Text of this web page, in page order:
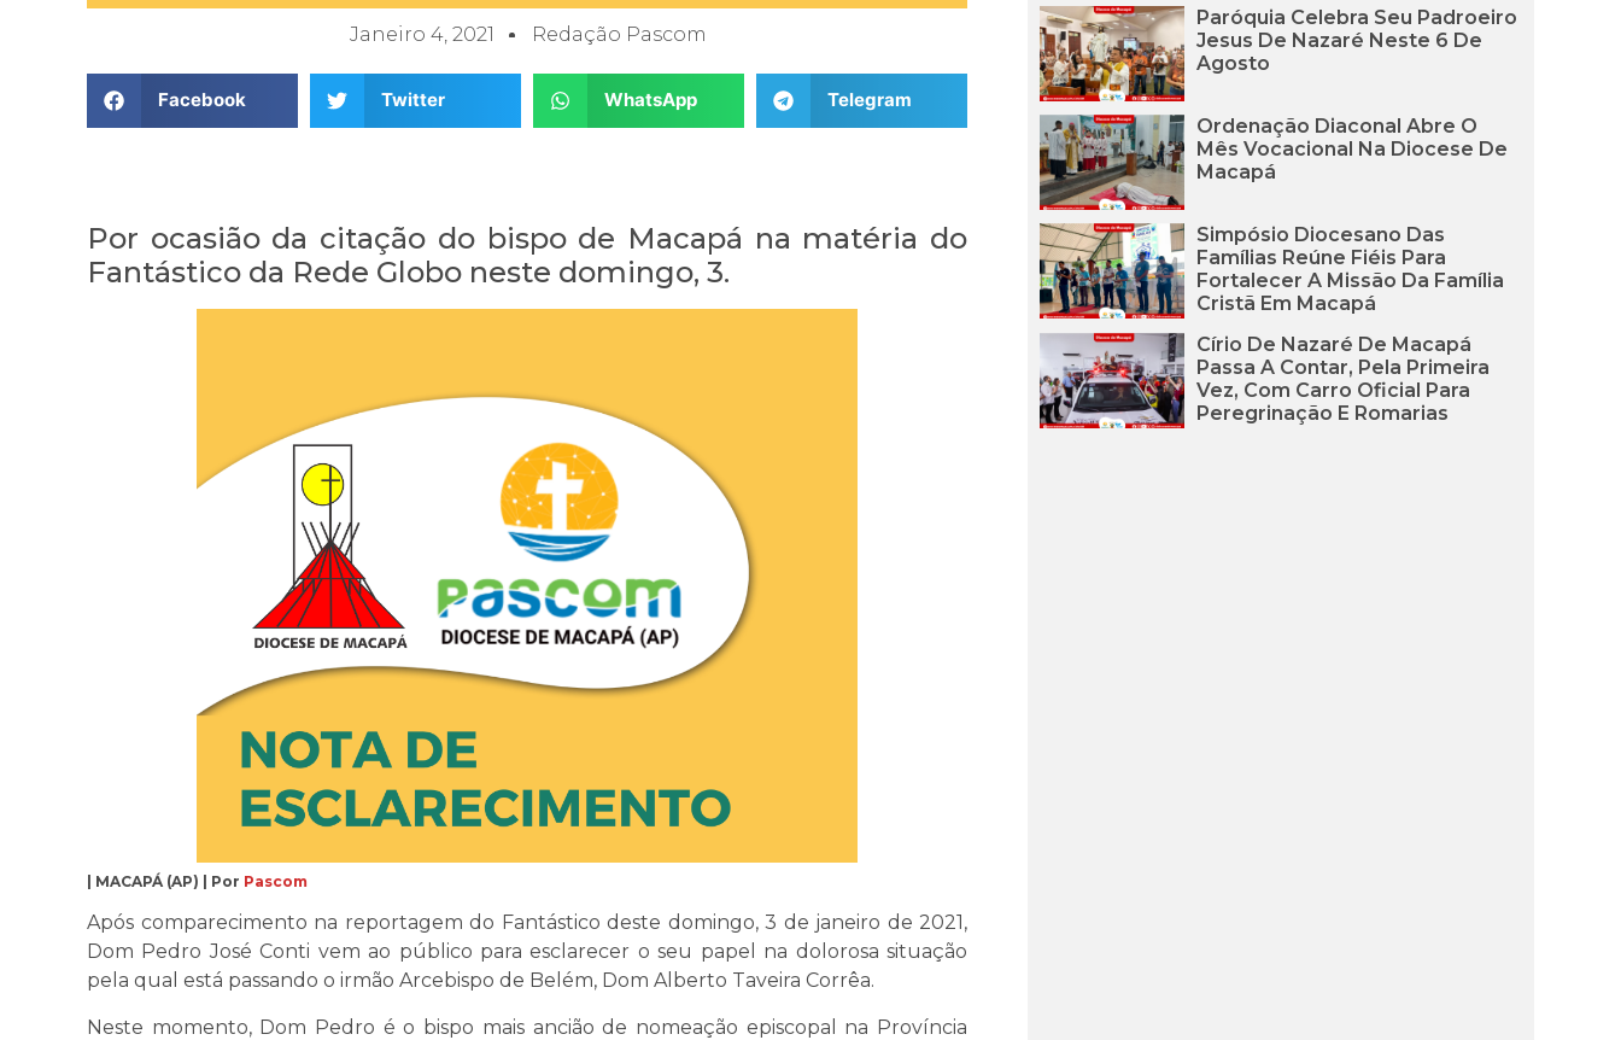
Janeiro 4, 2021 Redação Pascom
Facebook Twitter WhatsApp Telegram
Por ocasião da citação do bispo de Macapá na matéria do
Fantástico da Rede Globo neste domingo, 3.
| MACAPÁ (AP) | Por Pascom
Após comparecimento na reportagem do Fantástico deste domingo, 3 de janeiro de 2021,
Dom Pedro José Conti vem ao público para esclarecer o seu papel na dolorosa situação
pela qual está passando o irmão Arcebispo de Belém, Dom Alberto Taveira Corrêa.
Neste momento, Dom Pedro é o bispo mais ancião de nomeação episcopal na Província
Paróquia Celebra Seu Padroeiro
Jesus De Nazaré Neste 6 De
Agosto
Ordenação Diaconal Abre O
Mês Vocacional Na Diocese De
Macapá
Simpósio Diocesano Das
Famílias Reúne Fiéis Para
Fortalecer A Missão Da Família
Cristã Em Macapá
Círio De Nazaré De Macapá
Passa A Contar, Pela Primeira
Vez, Com Carro Oficial Para
Peregrinação E Romarias